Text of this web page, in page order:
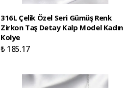
316L Çelik Özel Seri Gümüş Renk
Zirkon Taş Detay Kalp Model Kadın
Kolye
₺ 185.17